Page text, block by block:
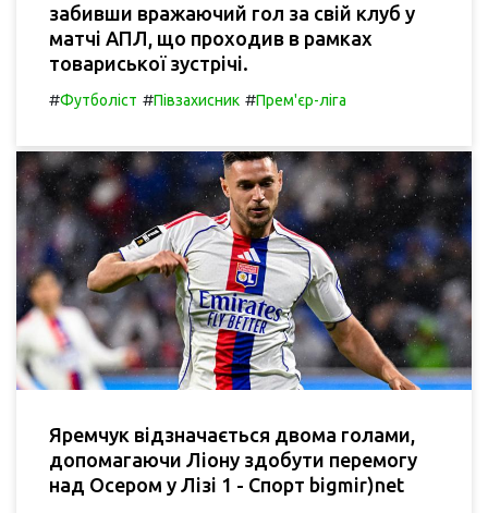
забивши вражаючий гол за свій клуб у
матчі АПЛ, що проходив в рамках
товариської зустрічі.
#Футболіст #Півзахисник #Прем'єр-ліга
Яремчук відзначається двома голами,
допомагаючи Ліону здобути перемогу
над Осером у Лізі 1 - Спорт bigmir)net